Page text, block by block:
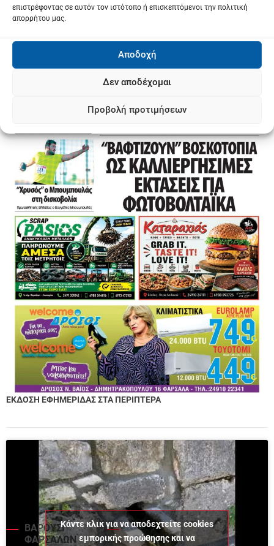
επιστρέφοντας σε αυτόν τον ιστότοπο ή επισκεπτόμενοι την πολιτική
απορρήτου μας.
Αποδοχή
Δεν αποδέχομαι
Προβολή προτιμήσεων
ΕΚΔΟΣΗ ΕΦΗΜΕΡΙΔΑΣ ΣΤΑ ΠΕΡΙΠΤΕΡΑ
ΒΑΡΟΥΣΙ
ΦΑΡΣΑΛΩΝ
Κάντε κλικ για να αποδεχτείτε cookies
εμπορικής προώθησης και να